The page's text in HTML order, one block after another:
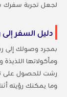
لجعل تجربة
دليل السفر
بمجرد وصولك إلى
ومأكولاتها
رشت للحصول على
وما يمكنك رؤيته